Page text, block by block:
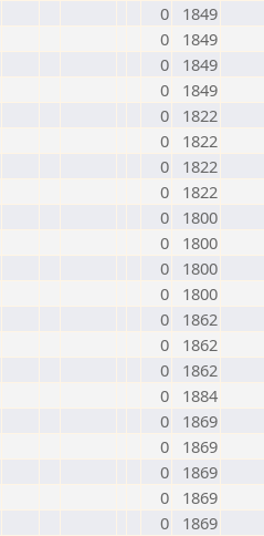
0
1849
0
1849
0
1849
0
1849
0
1822
0
1822
0
1822
0
1822
0
1800
0
1800
0
1800
0
1800
0
1862
0
1862
0
1862
0
1884
0
1869
0
1869
0
1869
0
1869
0
1869